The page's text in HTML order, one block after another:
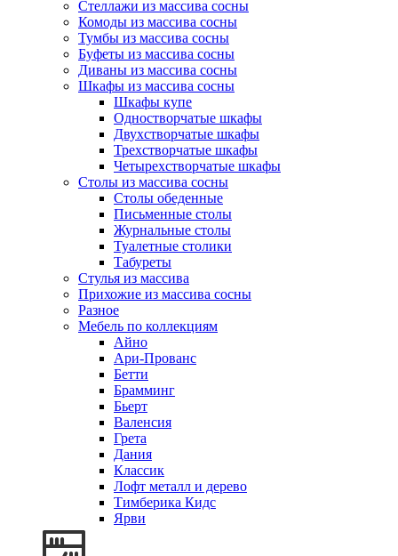
Стеллажи из массива сосны
Комоды из массива сосны
Тумбы из массива сосны
Буфеты из массива сосны
Диваны из массива сосны
Шкафы из массива сосны
Шкафы купе
Одностворчатые шкафы
Двухстворчатые шкафы
Трехстворчатые шкафы
Четырехстворчатые шкафы
Столы из массива сосны
Столы обеденные
Письменные столы
Журнальные столы
Туалетные столики
Табуреты
Стулья из массива
Прихожие из массива сосны
Разное
Мебель по коллекциям
Айно
Ари-Прованс
Бетти
Брамминг
Бьерт
Валенсия
Грета
Дания
Классик
Лофт металл и дерево
Тимберика Кидс
Ярви